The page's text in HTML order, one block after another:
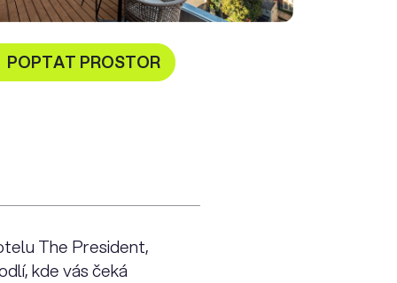
POPTAT PROSTOR
The President,
kde vás čeká